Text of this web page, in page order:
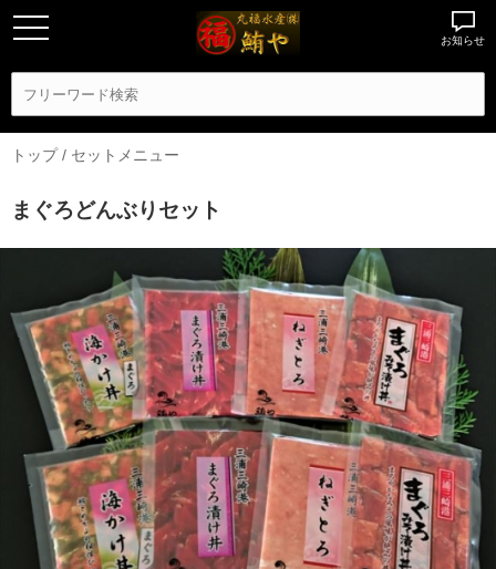
お知らせ
トップ/ セットメニュー
まぐろどんぶりセット